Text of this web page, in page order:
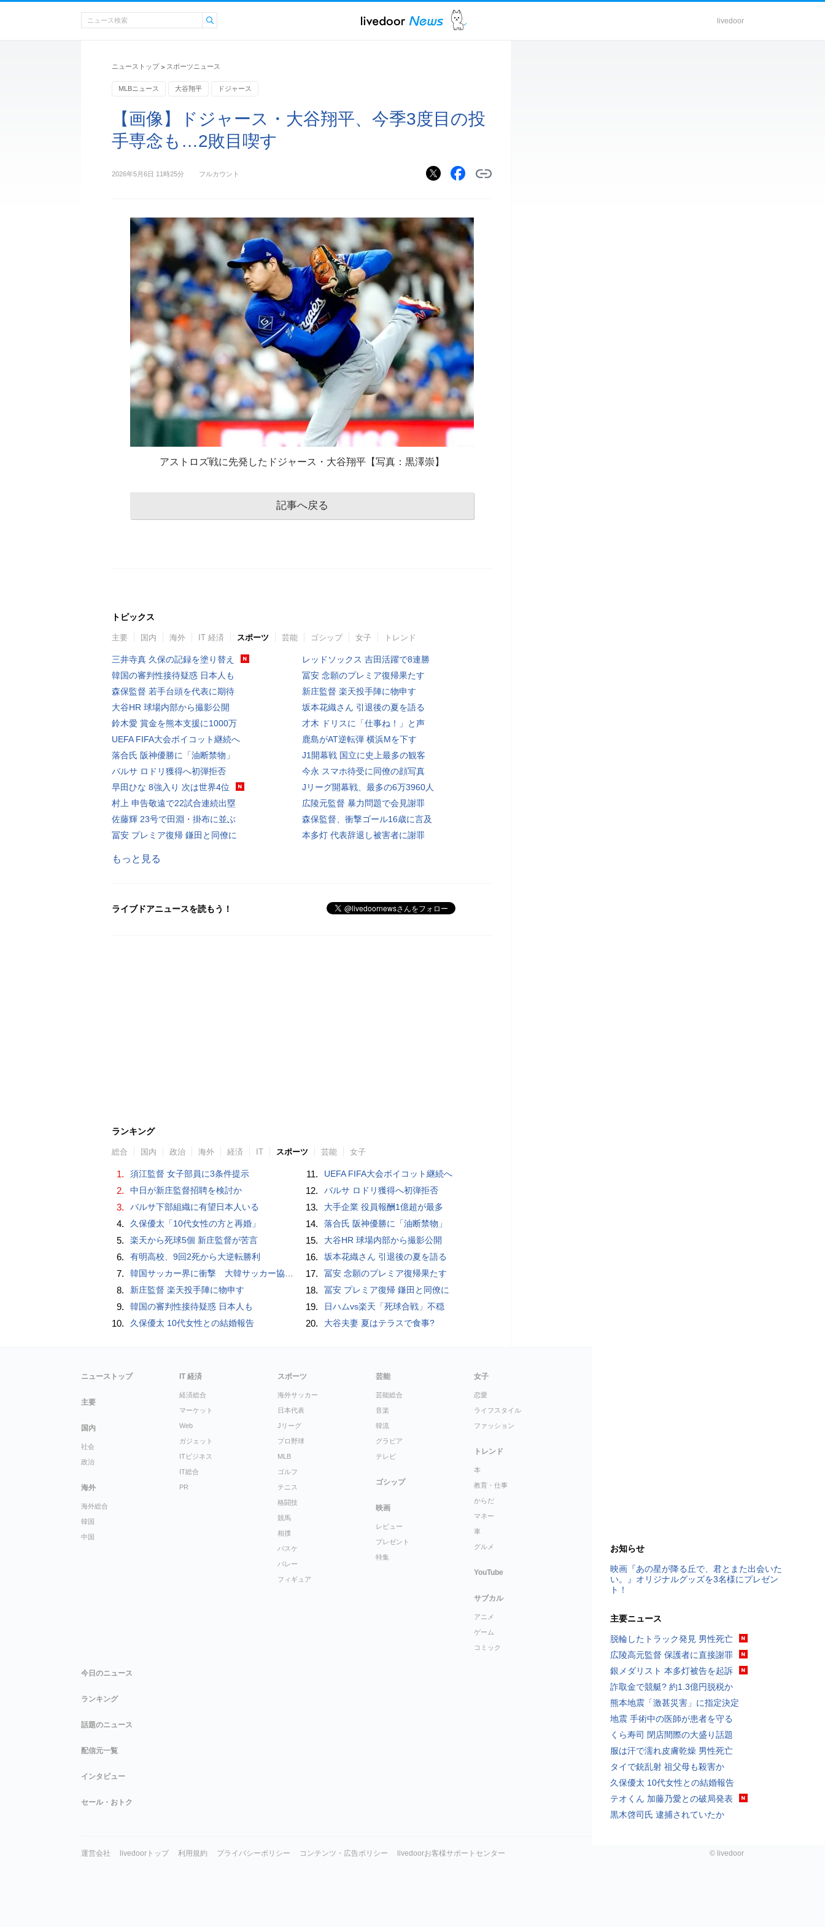
livedoor
ニューストップ > スポーツニュース
MLBニュース 大谷翔平 ドジャース
【画像】ドジャース・大谷翔平、今季3度目の投
手専念も…2敗目喫す
2026年5月6日 11時25分 フルカウント
アストロズ戦に先発したドジャース・大谷翔平【写真：黒澤崇】
記事へ戻る
トピックス
主要 国内 海外 IT 経済 スポーツ 芸能 ゴシップ 女子 トレンド
三井寺真 久保の記録を塗り替え
韓国の審判性接待疑惑 日本人も
森保監督 若手台頭を代表に期待
大谷HR 球場内部から撮影公開
鈴木愛 賞金を熊本支援に1000万
UEFA FIFA大会ボイコット継続へ
落合氏 阪神優勝に「油断禁物」
バルサ ロドリ獲得へ初弾拒否
早田ひな 8強入り 次は世界4位
村上 申告敬遠で22試合連続出塁
佐藤輝 23号で田淵・掛布に並ぶ
冨安 プレミア復帰 鎌田と同僚に
レッドソックス 吉田活躍で8連勝
冨安 念願のプレミア復帰果たす
新庄監督 楽天投手陣に物申す
坂本花織さん 引退後の夏を語る
才木 ドリスに「仕事ね！」と声
鹿島がAT逆転弾 横浜Mを下す
J1開幕戦 国立に史上最多の観客
今永 スマホ待受に同僚の顔写真
Jリーグ開幕戦、最多の6万3960人
広陵元監督 暴力問題で会見謝罪
森保監督、衝撃ゴール16歳に言及
本多灯 代表辞退し被害者に謝罪
もっと見る
ライブドアニュースを読もう！
ランキング
総合 国内 政治 海外 経済 IT スポーツ 芸能 女子
1. 須江監督 女子部員に3条件提示
2. 中日が新庄監督招聘を検討か
3. バルサ下部組織に有望日本人いる
4. 久保優太「10代女性の方と再婚」
5. 楽天から死球5個 新庄監督が苦言
6. 有明高校、9回2死から大逆転勝利
7. 韓国サッカー界に衝撃 大韓サッカー協会に外国人審判への“性的接待”疑惑 韓国メディアが報道
8. 新庄監督 楽天投手陣に物申す
9. 韓国の審判性接待疑惑 日本人も
10. 久保優太 10代女性との結婚報告
11. UEFA FIFA大会ボイコット継続へ
12. バルサ ロドリ獲得へ初弾拒否
13. 大手企業 役員報酬1億超が最多
14. 落合氏 阪神優勝に「油断禁物」
15. 大谷HR 球場内部から撮影公開
16. 坂本花織さん 引退後の夏を語る
17. 冨安 念願のプレミア復帰果たす
18. 冨安 プレミア復帰 鎌田と同僚に
19. 日ハムvs楽天「死球合戦」不穏
20. 大谷夫妻 夏はテラスで食事?
お知らせ
映画『あの星が降る丘で、君とまた出会いた
い。』オリジナルグッズを3名様にプレゼン
ト！
主要ニュース
脱輪したトラック発見 男性死亡
広陵高元監督 保護者に直接謝罪
銀メダリスト 本多灯被告を起訴
詐取金で競艇? 約1.3億円脱税か
熊本地震「激甚災害」に指定決定
地震 手術中の医師が患者を守る
くら寿司 閉店間際の大盛り話題
服は汗で濡れ皮膚乾燥 男性死亡
タイで銃乱射 祖父母も殺害か
久保優太 10代女性との結婚報告
テオくん 加藤乃愛との破局発表
黒木啓司氏 逮捕されていたか
ニューストップ
主要
国内
社会
政治
海外
海外総合
韓国
中国
IT 経済
経済総合
マーケット
Web
ガジェット
ITビジネス
IT総合
PR
スポーツ
海外サッカー
日本代表
Jリーグ
プロ野球
MLB
ゴルフ
テニス
格闘技
競馬
相撲
バスケ
バレー
フィギュア
芸能
芸能総合
音楽
韓流
グラビア
テレビ
ゴシップ
映画
レビュー
プレゼント
特集
女子
恋愛
ライフスタイル
ファッション
トレンド
本
教育・仕事
からだ
マネー
車
グルメ
YouTube
サブカル
アニメ
ゲーム
コミック
今日のニュース
ランキング
話題のニュース
配信元一覧
インタビュー
セール・おトク
運営会社 livedoorトップ 利用規約 プライバシーポリシー コンテンツ・広告ポリシー livedoorお客様サポートセンター © livedoor